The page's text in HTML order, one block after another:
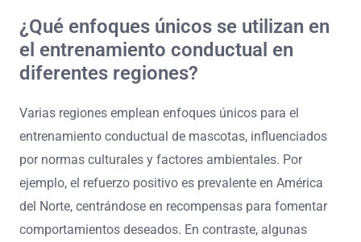
¿Qué enfoques únicos se utilizan en
el entrenamiento conductual en
diferentes regiones?
Varias regiones emplean enfoques únicos para el
entrenamiento conductual de mascotas, influenciados
por normas culturales y factores ambientales. Por
ejemplo, el refuerzo positivo es prevalente en América
del Norte, centrándose en recompensas para fomentar
comportamientos deseados. En contraste, algunas